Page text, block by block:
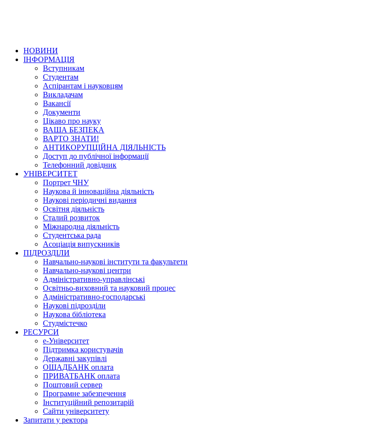
НОВИНИ
ІНФОРМАЦІЯ
Вступникам
Студентам
Аспірантам і науковцям
Викладачам
Вакансії
Документи
Цікаво про науку
ВАША БЕЗПЕКА
ВАРТО ЗНАТИ!
АНТИКОРУПЦІЙНА ДІЯЛЬНІСТЬ
Доступ до публічної інформації
Телефонний довідник
УНІВЕРСИТЕТ
Портрет ЧНУ
Наукова й інноваційна діяльність
Наукові періодичні видання
Освітня діяльність
Сталий розвиток
Міжнародна діяльність
Студентська рада
Асоціація випускників
ПІДРОЗДІЛИ
Навчально-наукові інститути та факультети
Навчально-наукові центри
Адміністративно-управлінські
Освітньо-виховний та науковий процес
Адміністративно-господарські
Наукові підрозділи
Наукова бібліотека
Студмістечко
РЕСУРСИ
е-Університет
Підтримка користувачів
Державні закупівлі
ОЩАДБАНК оплата
ПРИВАТБАНК оплата
Поштовий сервер
Програмне забезпечення
Інституційний репозитарій
Сайти університету
Запитати у ректора